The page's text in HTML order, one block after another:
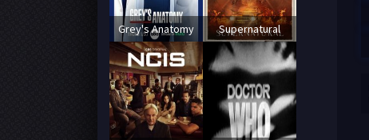
Grey's Anatomy Supernatural